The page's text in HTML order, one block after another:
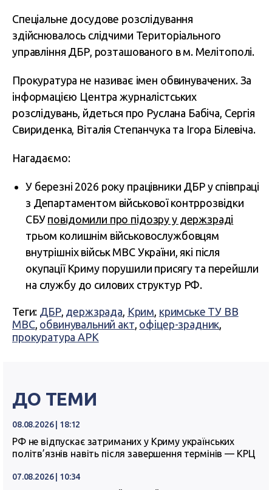
Спеціальне досудове розслідування
здійснювалось слідчими Територіального
управління ДБР, розташованого в м. Мелітополі.
Прокуратура не називає імен обвинувачених. За
інформацією Центра журналістських
розслідувань, йдеться про Руслана Бабіча, Сергія
Свириденка, Віталія Степанчука та Ігора Білевіча.
Нагадаємо:
У березні 2026 року працівники ДБР у співпраці
з Департаментом військової контррозвідки
СБУ повідомили про підозру у держзраді
трьом колишнім військовослужбовцям
внутрішніх військ МВС України, які після
окупації Криму порушили присягу та перейшли
на службу до силових структур РФ.
Теги: ДБР, держзрада, Крим, кримське ТУ ВВ
МВС, обвинувальний акт, офіцер-зрадник,
прокуратура АРК
ДО ТЕМИ
08.08.2026 | 18:12
РФ не відпускає затриманих у Криму українських
політв’язнів навіть після завершення термінів — КРЦ
07.08.2026 | 10:34